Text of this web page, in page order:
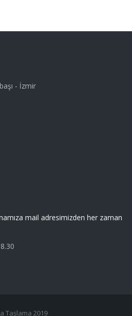
- İzmir
mail adresimizden her zaman
Taşlama 2019